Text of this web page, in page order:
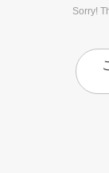
Sorry!